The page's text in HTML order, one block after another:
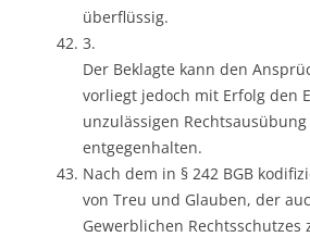
überflüssig.
3.
Der Beklagte kann den
vorliegt jedoch mit Erfolg den
unzulässigen Rechtsausübung
entgegenhalten.
Nach dem in § 242 BGB
von Treu und Glauben, der
Gewerblichen Rechtsschutzes